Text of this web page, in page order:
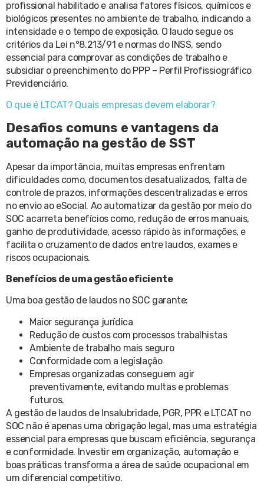
profissional habilitado e analisa fatores físicos, químicos e
biológicos presentes no ambiente de trabalho, indicando a
intensidade e o tempo de exposição. O laudo segue os
critérios da Lei n°8.213/91 e normas do INSS, sendo
essencial para comprovar as condições de trabalho e
subsidiar o preenchimento do PPP – Perfil Profissiográfico
Previdenciário.
O que é LTCAT? Quais empresas devem elaborar?
Desafios comuns e vantagens da
automação na gestão de SST
Apesar da importância, muitas empresas enfrentam
dificuldades como, documentos desatualizados, falta de
controle de prazos, informações descentralizadas e erros
no envio ao eSocial. Ao automatizar da gestão por meio do
SOC acarreta benefícios como, redução de erros manuais,
ganho de produtividade, acesso rápido às informações, e
facilita o cruzamento de dados entre laudos, exames e
riscos ocupacionais.
Benefícios de uma gestão eficiente
Uma boa gestão de laudos no SOC garante:
Maior segurança jurídica
Redução de custos com processos trabalhistas
Ambiente de trabalho mais seguro
Conformidade com a legislação
Empresas organizadas conseguem agir
preventivamente, evitando multas e problemas
futuros.
A gestão de laudos de Insalubridade, PGR, PPR e LTCAT no
SOC não é apenas uma obrigação legal, mas uma estratégia
essencial para empresas que buscam eficiência, segurança
e conformidade. Investir em organização, automação e
boas práticas transforma a área de saúde ocupacional em
um diferencial competitivo.